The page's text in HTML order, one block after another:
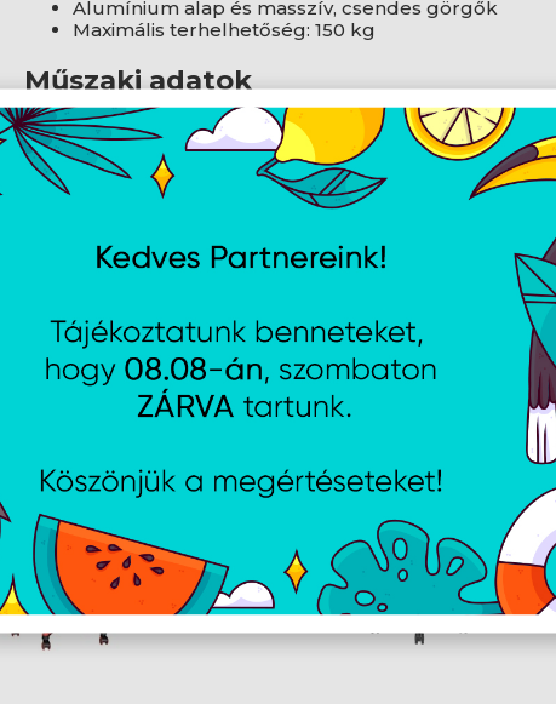
Alumínium alap és masszív, csendes görgők
Maximális terhelhetőség: 150 kg
Műszaki adatok
Méret: kb. 68 x 67 x 128-138 cm
Súly: kb. 20 kg
Anyag: műbőr és szövet kombinációja, alumínium
Szín: Piros-Fekete
AJÁNLATUNKBÓL